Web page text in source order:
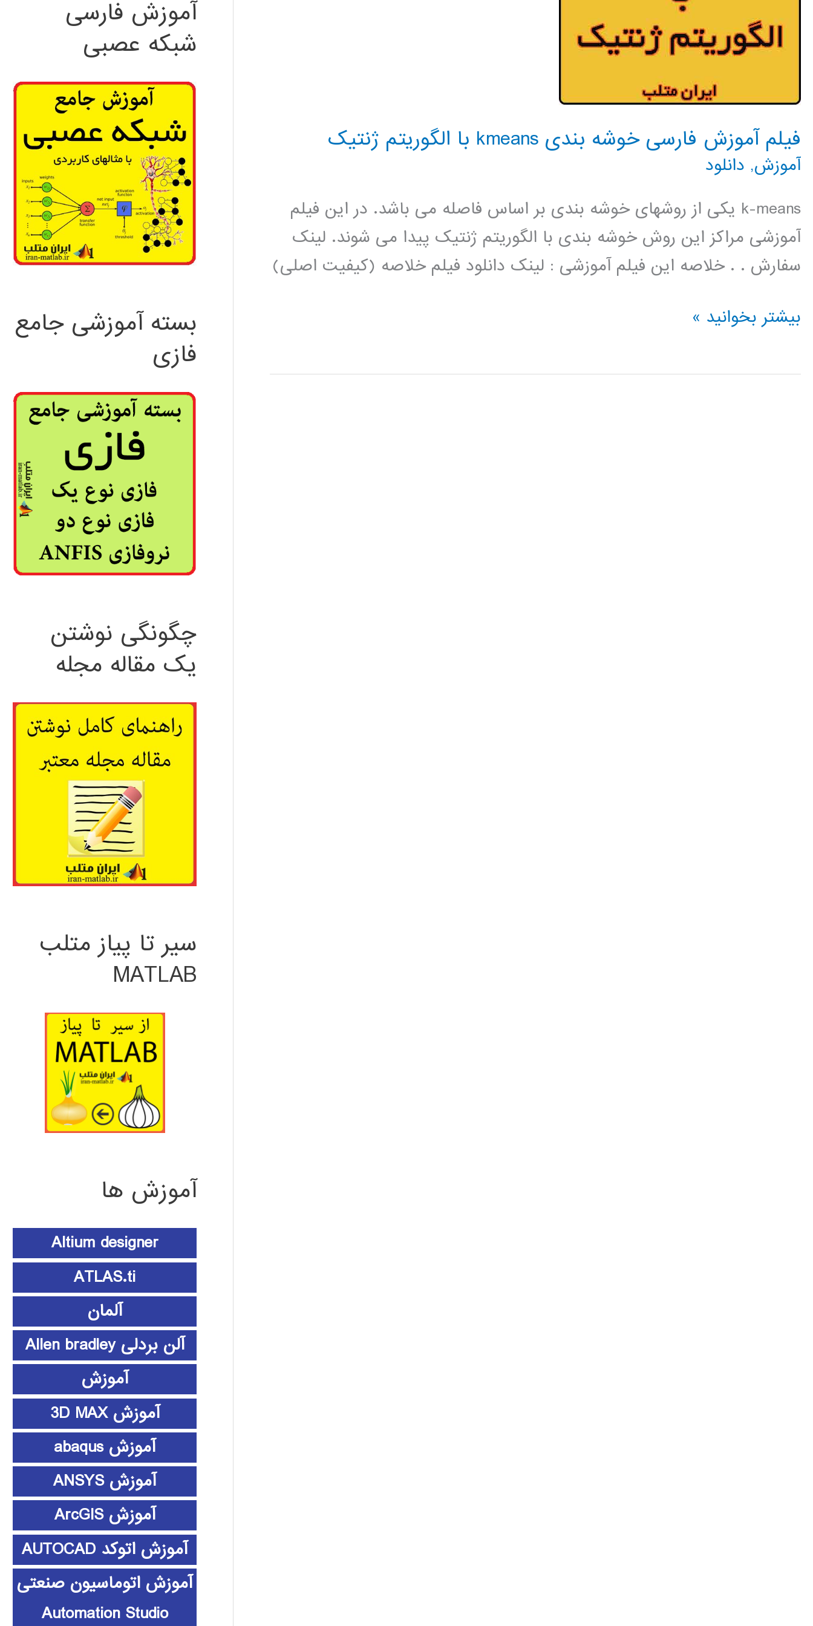
فیلم آموزش فارسی خوشه بندی kmeans با الگوریتم ژنتیک
آموزش, دانلود
k-means یکی از روشهای خوشه بندی بر اساس فاصله می باشد. در این فیلم
آموزشی مراکز این روش خوشه بندی با الگوریتم ژنتیک پیدا می شوند. لینک
سفارش . . خلاصه این فیلم آموزشی : لینک دانلود فیلم خلاصه (کیفیت اصلی)
فیلم
فارسی
بیشتر بخوانید »
آموزش فارسی
شبکه عصبی
بسته آموزشی جامع
فازی
چگونگی نوشتن
یک مقاله مجله
سیر تا پیاز متلب
MATLAB
آموزش ها
Altium designer
ATLAS.ti
آلمان
آلن بردلی Allen bradley
آموزش
آموزش 3D MAX
آموزش abaqus
آموزش ANSYS
آموزش ArcGIS
آموزش اتوکد AUTOCAD
آموزش اتوماسیون صنعتی
Automation Studio